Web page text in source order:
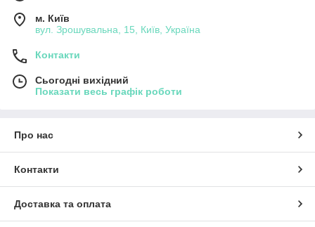
м. Київ
вул. Зрошувальна, 15, Київ, Україна
Контакти
Сьогодні вихідний
Показати весь графік роботи
Про нас
Контакти
Доставка та оплата